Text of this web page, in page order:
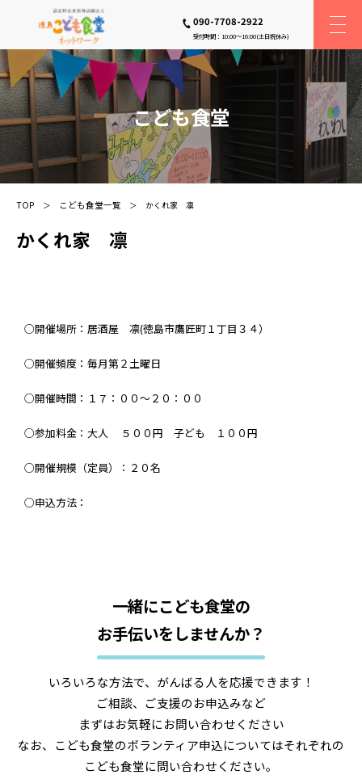
090-7708-2922
受付時間：10:00〜16:00(土日祝休み)
こども食堂
TOP こども食堂一覧 かくれ家 凛
かくれ家 凛
○開催場所：居酒屋 凛(徳島市鷹匠町１丁目３４）
○開催頻度：毎月第２土曜日
○開催時間：１７：００～２０：００
○参加料金：大人 ５００円 子ども １００円
○開催規模（定員）：２０名
○申込方法：
一緒にこども食堂の
お手伝いをしませんか？
いろいろな方法で、がんばる人を応援できます！
ご相談、ご支援のお申込みなど
まずはお気軽にお問い合わせください
なお、こども食堂のボランティア申込についてはそれぞれの
こども食堂に問い合わせください。